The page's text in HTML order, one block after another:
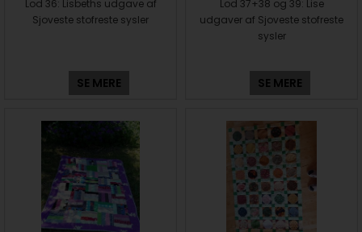
Lod 36: Lisbeths udgave af
Sjoveste stofreste sysler
SE MERE
Lod 37+38 og 39: Lise
udgaver af Sjoveste stofreste
sysler
SE MERE